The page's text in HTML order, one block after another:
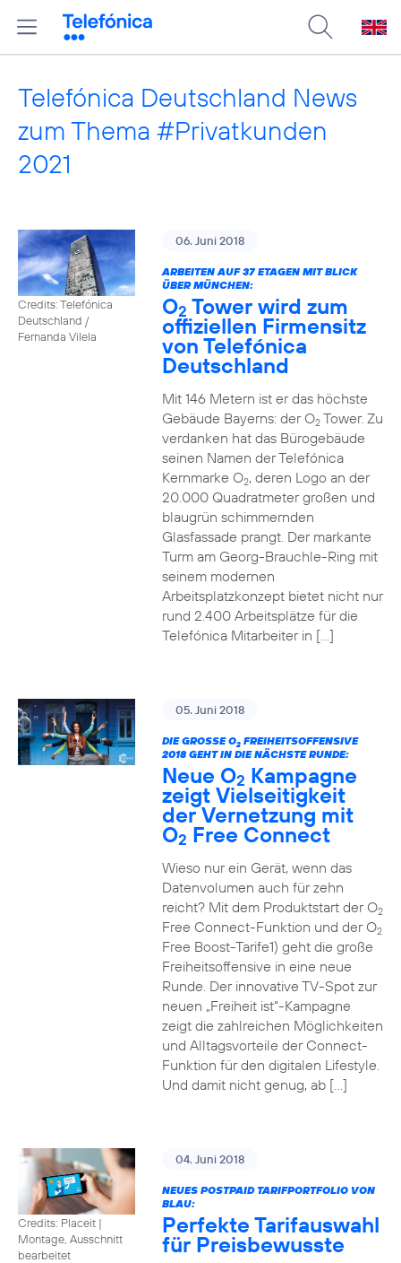
Telefónica Deutschland News
zum Thema #Privatkunden
2021
Credits: Telefónica
Deutschland /
Fernanda Vilela
06. Juni 2018
ARBEITEN AUF 37 ETAGEN MIT BLICK
ÜBER MÜNCHEN:
O2 Tower wird zum
offiziellen Firmensitz
von Telefónica
Deutschland
Mit 146 Metern ist er das höchste
Gebäude Bayerns: der O2Tower. Zu
verdanken hat das Bürogebäude
seinen Namen der Telefónica
Kernmarke O2, deren Logo an der
20.000 Quadratmeter großen und
blaugrün schimmernden
Glasfassade prangt. Der markante
Turm am Georg-Brauchle-Ring mit
seinem modernen
Arbeitsplatzkonzept bietet nicht nur
rund 2.400 Arbeitsplätze für die
Telefónica Mitarbeiter in […]
05. Juni 2018
DIE GROSSE O 2FREIHEITSOFFENSIVE
2018 GEHT IN DIE NÄCHSTE RUNDE:
Neue O2 Kampagne
zeigt Vielseitigkeit
der Vernetzung mit
O2 Free Connect
Wieso nur ein Gerät, wenn das
Datenvolumen auch für zehn
reicht? Mit dem Produktstart der O2
Free Connect-Funktion und der O2
Free Boost-Tarife1) geht die große
Freiheitsoffensive in eine neue
Runde. Der innovative TV-Spot zur
neuen „Freiheit ist“-Kampagne
zeigt die zahlreichen Möglichkeiten
und Alltagsvorteile der Connect-
Funktion für den digitalen Lifestyle.
Und damit nicht genug, ab […]
Credits: Placeit |
Montage, Ausschnitt
bearbeitet
04. Juni 2018
NEUES POSTPAID TARIFPORTFOLIO VON
BLAU:
Perfekte Tarifauswahl
für Preisbewusste